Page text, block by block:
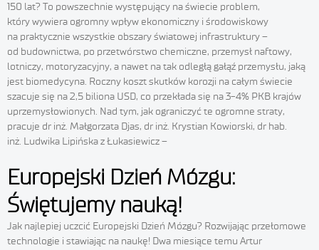
150 lat? To powszechnie występujący na świecie problem,
który wywiera ogromny wpływ ekonomiczny i środowiskowy
na praktycznie wszystkie obszary światowej infrastruktury –
od budownictwa, po przetwórstwo chemiczne, przemysł naftowy,
lotniczy, motoryzacyjny, a nawet na tak odległą gałąź przemysłu, jaką
jest biomedycyna. Roczny koszt skutków korozji na całym świecie
szacuje się na 2,5 biliona USD, co przekłada się na 3-4% PKB krajów
uprzemysłowionych. Nad tym, jak ograniczyć te ogromne straty,
pracuje dr inż. Małgorzata Djas, dr inż. Krystian Kowiorski, dr hab.
inż. Ludwika Lipińska z Łukasiewicz –
Europejski Dzień Mózgu:
Świętujemy nauką!
Jak najlepiej uczcić Europejski Dzień Mózgu? Rozwijając przełomowe
technologie i stawiając na naukę! Dwa miesiące temu Artur